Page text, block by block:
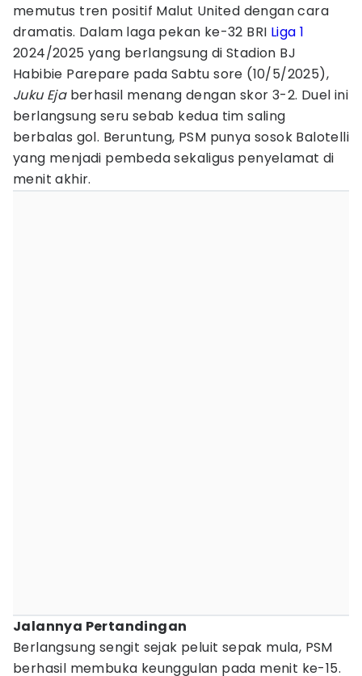
memutus tren positif Malut United dengan cara
dramatis. Dalam laga pekan ke-32 BRI Liga 1
2024/2025 yang berlangsung di Stadion BJ
Habibie Parepare pada Sabtu sore (10/5/2025),
Juku Ejaberhasil menang dengan skor 3-2. Duel ini
berlangsung seru sebab kedua tim saling
berbalas gol. Beruntung, PSM punya sosok Balotelli
yang menjadi pembeda sekaligus penyelamat di
menit akhir.
Jalannya Pertandingan
Berlangsung sengit sejak peluit sepak mula, PSM
berhasil membuka keunggulan pada menit ke-15.